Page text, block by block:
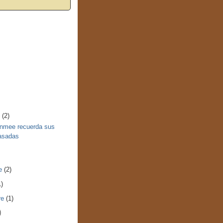
(2)
recuerda sus
(2)
(1)